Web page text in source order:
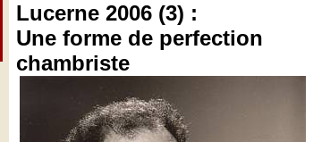
Lucerne 2006 (3) :
Une forme de perfection
chambriste